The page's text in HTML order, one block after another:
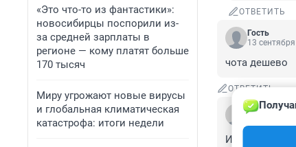
«Это что-то из фантастики»:
новосибирцы поспорили из-
за средней зарплаты в
регионе — кому платят больше
170 тысяч
Миру угрожают новые вирусы
и глобальная климатическая
катастрофа: итоги недели
ОТВЕТИТЬ
Гость
13
чота дешево
ОТВЕТИТЬ
Гость
Их